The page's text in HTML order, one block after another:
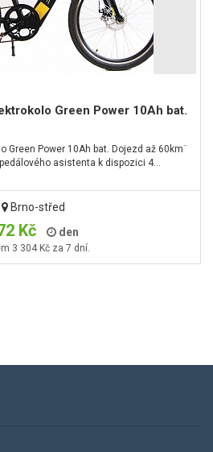
Green Power 10Ah bat.
Green Power 10Ah bat. Dojezd až 60km¨
asistenta k dispozici 4…
Brno-střed
Kč den
3 304 Kč za 7 dní.